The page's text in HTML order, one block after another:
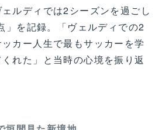
ルディでは2シーズンを過ごし
」を記録。「ヴェルディでの2
カー人生で最もサッカーを学
れた」と当時の心境を振り返